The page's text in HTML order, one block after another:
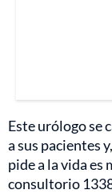
Este urólogo se
a sus pacientes
pide a la vida es
consultorio